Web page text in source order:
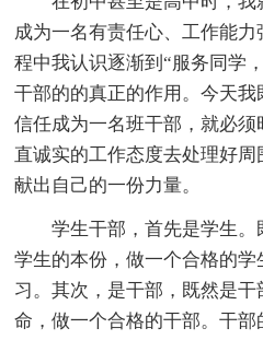
成为一名有责任心、工作能
程中我认识逐渐到“服务同学
干部的的真正的作用。今天
信任成为一名班干部，就必
直诚实的工作态度去处理好
献出自己的一份力量。
学生干部，首先是学生
学生的本份，做一个合格的
习。其次，是干部，既然是
命，做一个合格的干部。干